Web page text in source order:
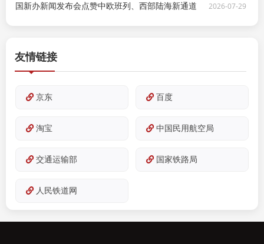
国新办新闻发布会点赞中欧班列、西部陆海新通道 2026-07-29
友情链接
京东 百度
淘宝 中国民用航空局
交通运输部 国家铁路局
人民铁道网